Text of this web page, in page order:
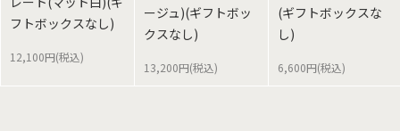
フトボックスなし)
12,100円(税込)
ージュ)(ギフトボッ
クスなし)
13,200円(税込)
(ギフトボックスな
し)
6,600円(税込)